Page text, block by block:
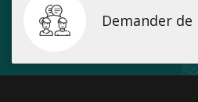
Demander